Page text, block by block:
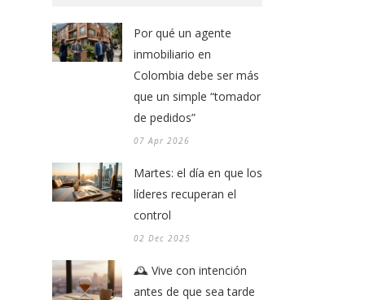
Por qué un agente
inmobiliario en
Colombia debe ser más
que un simple “tomador
de pedidos”
07 Apr 2026
Martes: el día en que los
líderes recuperan el
control
02 Dec 2025
🕰️ Vive con intención
antes de que sea tarde